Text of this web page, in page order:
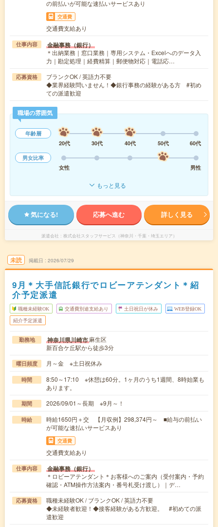
の前払いが可能な速払いサービスあり
交通費
交通費支給あり
仕事内容 金融事務（銀行）
＊出納業務｜窓口業務｜専用システム・Excelへのデータ入
力｜勘定処理｜経費精算｜郵便物対応｜電話応…
応募資格
ブランクOK / 英語力不要
◆業界経験問いません！◆銀行事務の経験がある方 #初め
ての派遣歓迎
職場の雰囲気
年齢層
20代
30代 40代 50代
60代
男女比率
女性
男性
もっと見る
気になる! 応募へ進む 詳しく見る
派遣会社 株式会社スタッフサービス（神奈川・千葉・埼玉エリア）
未読 掲載日 2026/07/29
9月＊大手信託銀行でロビーアテンダント＊紹
介予定派遣
職種未経験OK 交通費別途支給あり 土日祝日が休み WEB登録OK
紹介予定派遣
勤務地 神奈川県川崎市麻生区
新百合ケ丘駅から徒歩3分
曜日頻度 月～金 ※土日祝休み
時間
8:50～17:10 ※休憩は60分。1ヶ月のうち1週間、8時始業も
あります。
期間 2026/09/01～長期 ※9月～！
時給
時給1650円＋交 【月収例】298,374円～ ■給与の前払い
が可能な速払いサービスあり
交通費
交通費支給あり
仕事内容 金融事務（銀行）
＊ロビーアテンダント＊お客様へのご案内（受付案内・予約
確認・ATM操作方法案内・番号札受け渡し）｜デ…
応募資格
職種未経験OK / ブランクOK / 英語力不要
◆未経験者歓迎！◆接客経験がある方歓迎。 #初めての派
遣歓迎